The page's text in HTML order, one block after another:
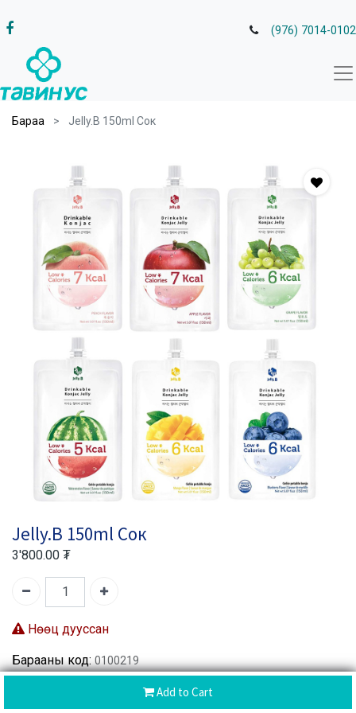
(976) 7014-0102
Бараа Jelly.B 150ml Сок
Add to Cart
Jelly.B 150ml Сок
3'800.00 ₮
Нөөц дууссан
Барааны код: 0100219